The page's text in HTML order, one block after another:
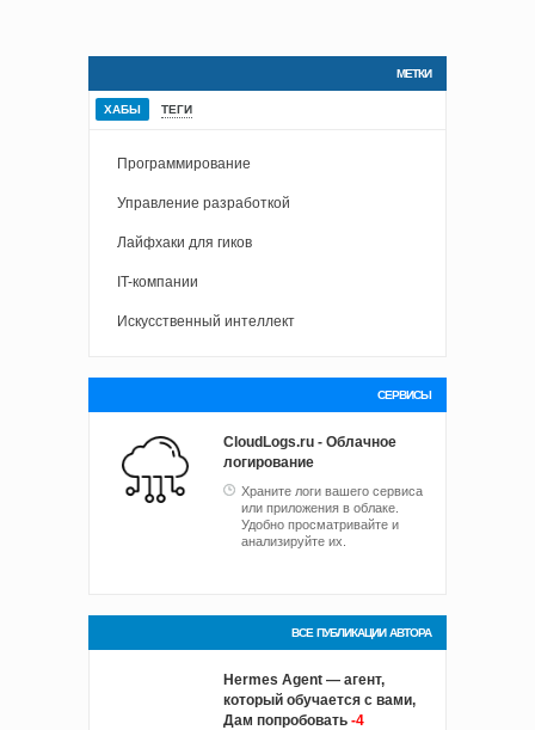
МЕТКИ
ХАБЫ ТЕГИ
Программирование
Управление разработкой
Лайфхаки для гиков
IT-компании
Искусственный интеллект
СЕРВИСЫ
CloudLogs.ru - Облачное
логирование
Храните логи вашего сервиса
или приложения в облаке.
Удобно просматривайте и
анализируйте их.
ВСЕ ПУБЛИКАЦИИ АВТОРА
Hermes Agent — агент,
который обучается с вами,
Дам попробовать -4